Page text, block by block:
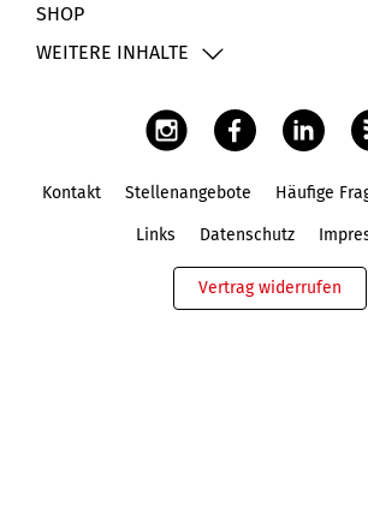
SHOP
WEITERE INHALTE
Kontakt Stellenangebote Häufige
Links Datenschutz
Vertrag widerrufen